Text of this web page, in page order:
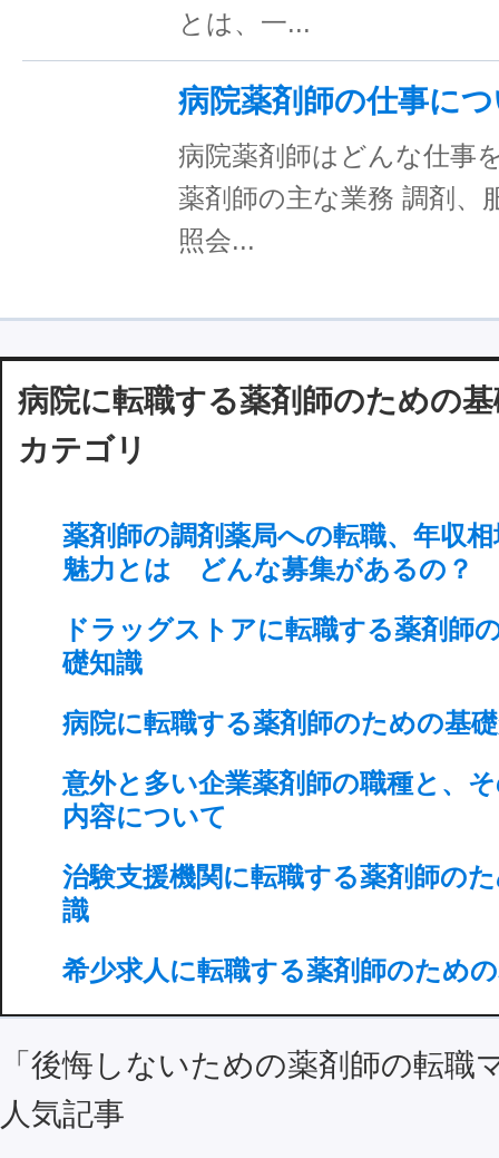
とは、一...
病院薬剤師の仕事に
病院薬剤師はどんな仕事
薬剤師の主な業務 調剤、
照会...
病院に転職する薬剤師のための
カテゴリ
薬剤師の調剤薬局への転職、年収
魅力とは どんな募集があるの？
ドラッグストアに転職する薬剤師
礎知識
病院に転職する薬剤師のための基
意外と多い企業薬剤師の職種と、
内容について
治験支援機関に転職する薬剤師の
識
希少求人に転職する薬剤師のため
「後悔しないための薬剤師の転職
人気記事